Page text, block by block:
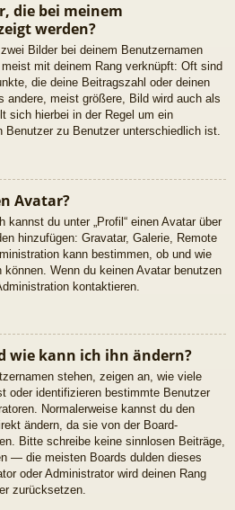
die bei meinem
werden?
Bilder bei deinem Benutzernamen
mit deinem Rang verknüpft: Oft sind
die deine Beitragszahl oder deinen
andere, meist größere, Bild wird auch als
sich hierbei in der Regel um ein
Benutzer zu Benutzer unterschiedlich ist.
Avatar?
kannst du unter „Profil“ einen Avatar über
hinzufügen: Gravatar, Galerie, Remote
kann bestimmen, ob und wie
Wenn du keinen Avatar benutzen
kontaktieren.
wie kann ich ihn ändern?
stehen, zeigen an, wie viele
oder identifizieren bestimmte Benutzer
Normalerweise kannst du den
ändern, da sie von der Board-
Bitte schreibe keine sinnlosen Beiträge,
— die meisten Boards dulden dieses
oder Administrator wird deinen Rang
zurücksetzen.